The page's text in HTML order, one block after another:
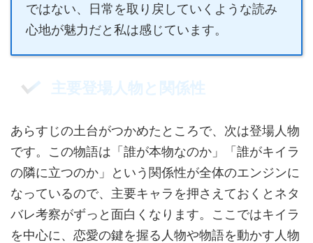
ではない、日常を取り戻していくような読み
心地が魅力だと私は感じています。
主要登場人物と関係性
あらすじの土台がつかめたところで、次は登場人物
です。この物語は「誰が本物なのか」「誰がキイラ
の隣に立つのか」という関係性が全体のエンジンに
なっているので、主要キャラを押さえておくとネタ
バレ考察がずっと面白くなります。ここではキイラ
を中心に、恋愛の鍵を握る人物や物語を動かす人物